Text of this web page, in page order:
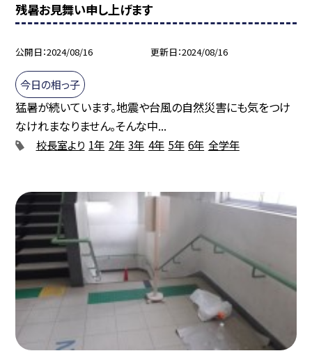
残暑お見舞い申し上げます
公開日 2024/08/16 更新日 2024/08/16
今日の相っ子
猛暑が続いています。地震や台風の自然災害にも気をつけ
なけれまなりません。そんな中...
校長室より 1年 2年 3年 4年 5年 6年 全学年